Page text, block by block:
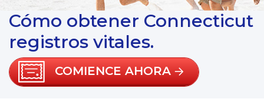
Cómo obtener Connecticut
registros vitales.
COMIENCE AHORA